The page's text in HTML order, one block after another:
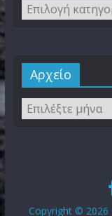
Αρχείο
Copyright © 2026